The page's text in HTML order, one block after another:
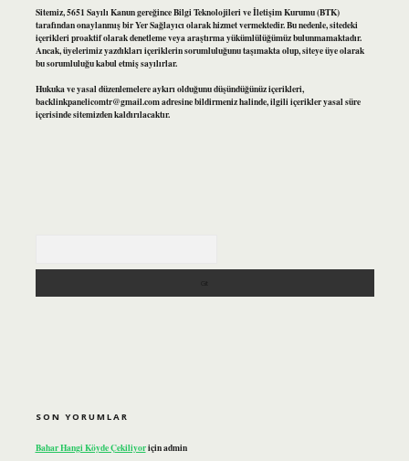
Sitemiz, 5651 Sayılı Kanun gereğince Bilgi Teknolojileri ve İletişim Kurumu (BTK)
tarafından onaylanmış bir Yer Sağlayıcı olarak hizmet vermektedir. Bu nedenle, sitedeki
içerikleri proaktif olarak denetleme veya araştırma yükümlülüğümüz bulunmamaktadır.
Ancak, üyelerimiz yazdıkları içeriklerin sorumluluğunu taşımakta olup, siteye üye olarak
bu sorumluluğu kabul etmiş sayılırlar.
Hukuka ve yasal düzenlemelere aykırı olduğunu düşündüğünüz içerikleri,
backlinkpanelicomtr@gmail.comadresine bildirmeniz halinde, ilgili içerikler yasal süre
içerisinde sitemizden kaldırılacaktır.
SON YORUMLAR
Bahar Hangi Köyde Çekiliyoriçinadmin